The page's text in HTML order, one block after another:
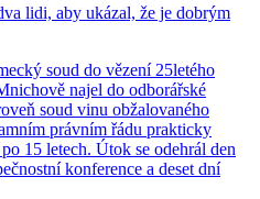
lidi, aby ukázal, že je dobrým
soud do vězení 25letého
najel do odborářské
soud vinu obžalovaného
právním řádu prakticky
15 letech. Útok se odehrál den
konference a deset dní